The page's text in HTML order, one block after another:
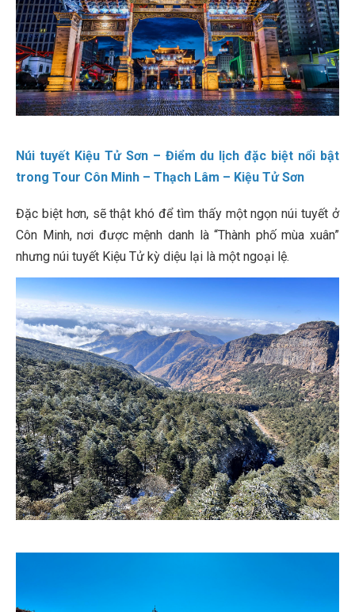
Núi tuyết Kiệu Tử Sơn – Điểm du lịch đặc biệt nổi bật
trong Tour Côn Minh – Thạch Lâm – Kiệu Tử Sơn
Đặc biệt hơn, sẽ thật khó để tìm thấy một ngọn núi tuyết ở
Côn Minh, nơi được mệnh danh là “Thành phố mùa xuân”
nhưng núi tuyết Kiệu Tử kỳ diệu lại là một ngoại lệ.